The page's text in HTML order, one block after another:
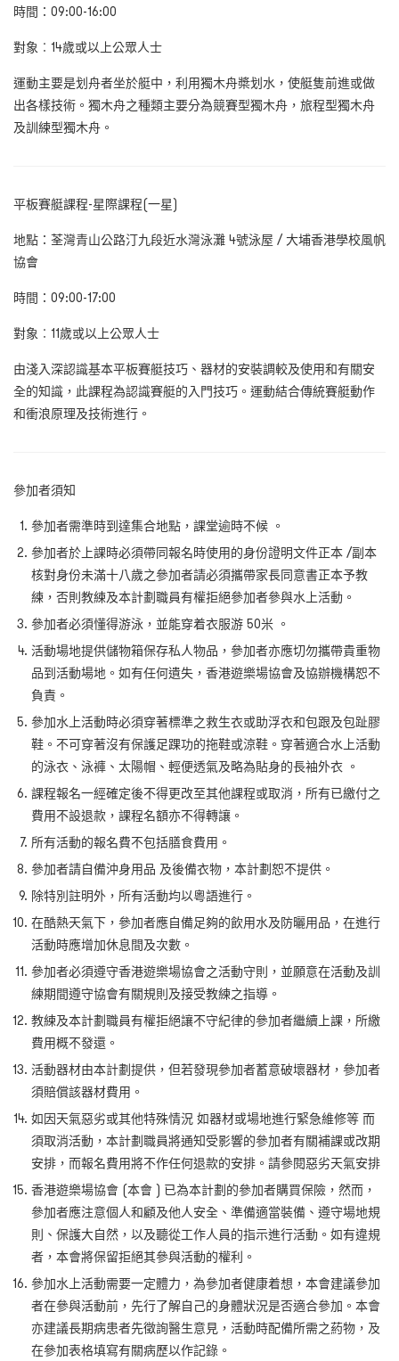
時間：09:00-16:00
對象︰14歲或以上公眾人士
運動主要是划舟者坐於艇中，利用獨木舟槳划水，使艇隻前進或做
出各樣技術。獨木舟之種類主要分為競賽型獨木舟，旅程型獨木舟
及訓練型獨木舟。
平板賽艇課程-星際課程(一星)
地點：荃灣青山公路汀九段近水灣泳灘 4號泳屋 /大埔香港學校風帆
協會
時間：09:00-17:00
對象︰11歲或以上公眾人士
由淺入深認識基本平板賽艇技巧、器材的安裝調較及使用和有關安
全的知識，此課程為認識賽艇的入門技巧。運動結合傳統賽艇動作
和衝浪原理及技術進行。
參加者須知
參加者需準時到達集合地點，課堂逾時不候 。
參加者於上課時必須帶同報名時使用的身份證明文件正本 /副本
核對身份未滿十八歲之參加者請必須攜帶家長同意書正本予教
練，否則教練及本計劃職員有權拒絕參加者參與水上活動。
參加者必須懂得游泳，並能穿着衣服游 50米 。
活動場地提供儲物箱保存私人物品，參加者亦應切勿攜帶貴重物
品到活動場地。如有任何遺失，香港遊樂場協會及協辦機構恕不
負責。
參加水上活動時必須穿著標準之救生衣或助浮衣和包跟及包趾膠
鞋。不可穿著沒有保護足踝功的拖鞋或涼鞋。穿著適合水上活動
的泳衣、泳褲、太陽帽、輕便透氣及略為貼身的長袖外衣 。
課程報名一經確定後不得更改至其他課程或取消，所有已繳付之
費用不設退款，課程名額亦不得轉讓。
所有活動的報名費不包括膳食費用。
參加者請自備沖身用品 及後備衣物，本計劃恕不提供。
除特別註明外，所有活動均以粵語進行。
在酷熱天氣下，參加者應自備足夠的飲用水及防曬用品，在進行
活動時應增加休息間及次數。
參加者必須遵守香港遊樂場協會之活動守則，並願意在活動及訓
練期間遵守協會有關規則及接受教練之指導。
教練及本計劃職員有權拒絕讓不守紀律的參加者繼續上課，所繳
費用概不發還。
活動器材由本計劃提供，但若發現參加者蓄意破壞器材，參加者
須賠償該器材費用。
如因天氣惡劣或其他特殊情況 如器材或場地進行緊急維修等 而
須取消活動，本計劃職員將通知受影響的參加者有關補課或改期
安排，而報名費用將不作任何退款的安排。請參閱惡劣天氣安排
香港遊樂場協會 (本會 ) 已為本計劃的參加者購買保險，然而，
參加者應注意個人和顧及他人安全、準備適當裝備、遵守場地規
則、保護大自然，以及聽從工作人員的指示進行活動。如有違規
者，本會將保留拒絕其參與活動的權利。
參加水上活動需要一定體力，為參加者健康着想，本會建議參加
者在參與活動前，先行了解自己的身體狀況是否適合參加。本會
亦建議長期病患者先徵詢醫生意見，活動時配備所需之葯物，及
在參加表格填寫有關病歷以作記錄。